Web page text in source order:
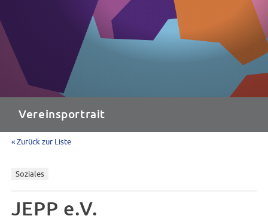
Vereinsportrait
« Zurück zur Liste
Soziales
JEPP e.V.